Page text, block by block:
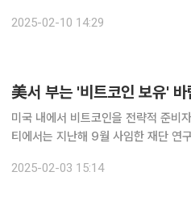
했으며 올해 1월 채굴업체 중 유일하
2025-02-10 14:29
미국 내에서 비트코인을 전략적 준비
티에서는 지난해 9월 사임한 재단 연
크립토닷컴이 유럽에서 제정된 미카
2025-02-03 15:14